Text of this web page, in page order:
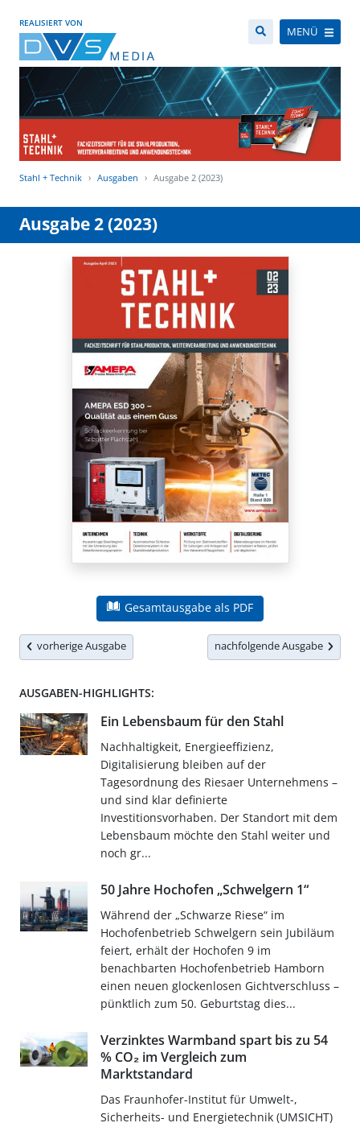
REALISIERT VON
MENÜ
Stahl + Technik Ausgaben Ausgabe 2 (2023)
Ausgabe 2 (2023)
Gesamtausgabe als PDF
vorherige Ausgabe nachfolgende Ausgabe
AUSGABEN-HIGHLIGHTS:
Ein Lebensbaum für den Stahl
Nachhaltigkeit, Energieeffizienz,
Digitalisierung bleiben auf der
Tagesordnung des Riesaer Unternehmens –
und sind klar definierte
Investitionsvorhaben. Der Standort mit dem
Lebensbaum möchte den Stahl weiter und
noch gr...
50 Jahre Hochofen „Schwelgern 1“
Während der „Schwarze Riese“ im
Hochofenbetrieb Schwelgern sein Jubiläum
feiert, erhält der Hochofen 9 im
benachbarten Hochofenbetrieb Hamborn
einen neuen glockenlosen Gichtverschluss –
pünktlich zum 50. Geburtstag dies...
Verzinktes Warmband spart bis zu 54
% CO₂ im Vergleich zum
Marktstandard
Das Fraunhofer-Institut für Umwelt-,
Sicherheits- und Energietechnik (UMSICHT)